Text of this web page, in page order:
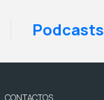
Podcasts
CONTACTOS